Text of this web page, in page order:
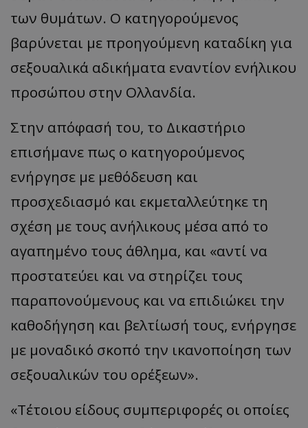
των θυμάτων. Ο κατηγορούμενος
βαρύνεται με προηγούμενη καταδίκη για
σεξουαλικά αδικήματα εναντίον ενήλικου
προσώπου στην Ολλανδία.
Στην απόφασή του, το Δικαστήριο
επισήμανε πως ο κατηγορούμενος
ενήργησε με μεθόδευση και
προσχεδιασμό και εκμεταλλεύτηκε τη
σχέση με τους ανήλικους μέσα από το
αγαπημένο τους άθλημα, και «αντί να
προστατεύει και να στηρίζει τους
παραπονούμενους και να επιδιώκει την
καθοδήγηση και βελτίωσή τους, ενήργησε
με μοναδικό σκοπό την ικανοποίηση των
σεξουαλικών του ορέξεων».
«Τέτοιου είδους συμπεριφορές οι οποίες